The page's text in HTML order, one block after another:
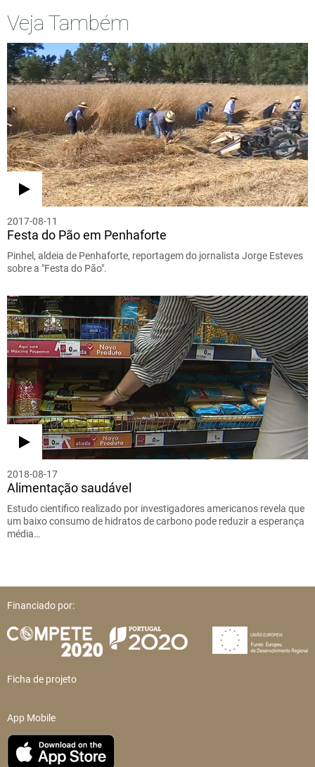
Veja Também
2017-08-11
Festa do Pão em Penhaforte
Pinhel, aldeia de Penhaforte, reportagem do jornalista Jorge Esteves
sobre a "Festa do Pão".
2018-08-17
Alimentação saudável
Estudo cientifico realizado por investigadores americanos revela que
um baixo consumo de hidratos de carbono pode reduzir a esperança
média…
Financiado por:
Ficha de projeto
App Mobile